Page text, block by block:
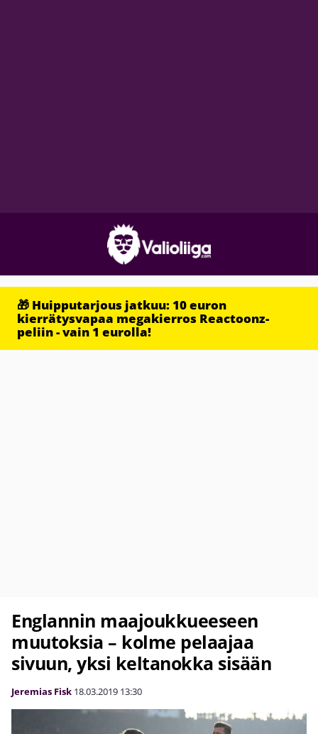
🎁 Huipputarjous jatkuu: 10 euron
kierrätysvapaa megakierros Reactoonz-
peliin - vain 1 eurolla!
Englannin maajoukkueeseen
muutoksia – kolme pelaajaa
sivuun, yksi keltanokka sisään
Jeremias Fisk 18.03.2019 13:30